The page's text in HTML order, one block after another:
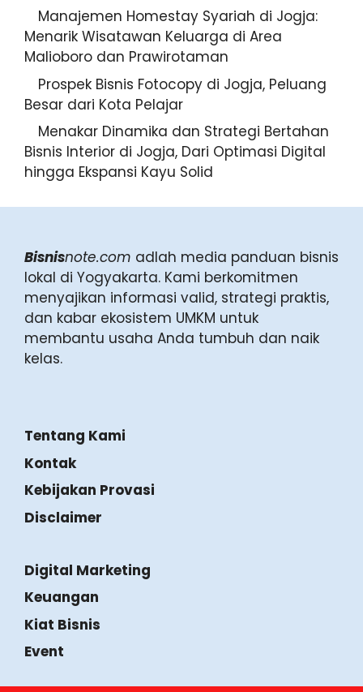
Manajemen Homestay Syariah di
Jogja: Menarik Wisatawan Keluarga
di Area Malioboro dan
Prawirotaman
Prospek Bisnis Fotocopy di Jogja,
Peluang Besar dari Kota Pelajar
Menakar Dinamika dan Strategi
Bertahan Bisnis Interior di Jogja,
Dari Optimasi Digital hingga
Bisnisnote.comadlah media panduan bisnis
lokal di Yogyakarta. Kami berkomitmen
menyajikan informasi valid, strategi praktis,
Tentang Kami
Kontak
Disclaimer
Digital Marketing
Keuangan